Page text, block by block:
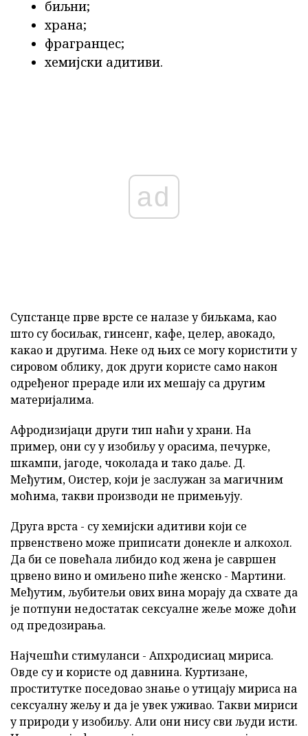
биљни;
храна;
фрагранцес;
хемијски адитиви.
ad
Супстанце прве врсте се налазе у биљкама, као
што су босиљак, гинсенг, кафе, целер, авокадо,
какао и другима. Неке од њих се могу користити у
сировом облику, док други користе само након
одређеног прераде или их мешају са другим
материјалима.
Афродизијаци други тип наћи у храни. На
пример, они су у изобиљу у орасима, печурке,
шкампи, јагоде, чоколада и тако даље. Д.
Међутим, Оистер, који је заслужан за магичним
моћима, такви производи не примењују.
Друга врста - су хемијски адитиви који се
првенствено може приписати донекле и алкохол.
Да би се повећала либидо код жена је савршен
црвено вино и омиљено пиће женско - Мартини.
Међутим, љубитељи ових вина морају да схвате да
је потпуни недостатак сексуалне жеље може доћи
од предозирања.
Најчешћи стимуланси - Апхродисиац мириса.
Овде су и користе од давнина. Куртизане,
проститутке поседовао знање о утицају мириса на
сексуалну жељу и да је увек уживао. Такви мириси
у природи у изобиљу. Али они нису сви људи исти.